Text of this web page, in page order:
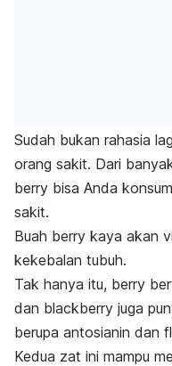
Sudah bukan rahasia
orang sakit. Dari
berry bisa Anda
sakit.
Buah berry kaya akan
kekebalan tubuh.
Tak hanya itu, berry
dan blackberry juga
berupa antosianin dan
Kedua zat ini mampu